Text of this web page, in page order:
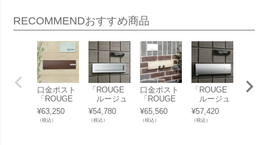
RECOMMENDおすすめ商品
口金ポスト
「ROUGE
ルージュ
ムント」 05
／15タイ
¥63,250
（税込）
「ROUGE
ルージュ
サスウッデ
ィ＜ステン
レスシルバ
¥54,780
（税込）
口金ポスト
「ROUGE
ルージュ
マカラ」 05
／15タイ
¥65,560
（税込）
「ROUGE
ルージュ
ムント ア
ルミシルバ
ー」 05／1
¥57,420
（税込）
「口